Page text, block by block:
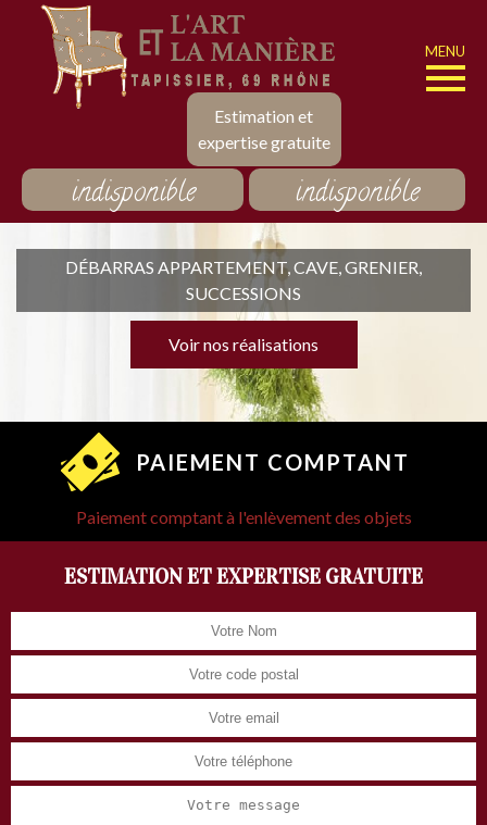
Estimation et
expertise gratuite
MENU
indisponible indisponible
DÉBARRAS APPARTEMENT, CAVE, GRENIER,
SUCCESSIONS
Voir nos réalisations
PAIEMENT COMPTANT
Paiement comptant à l'enlèvement des objets
ESTIMATION ET EXPERTISE GRATUITE